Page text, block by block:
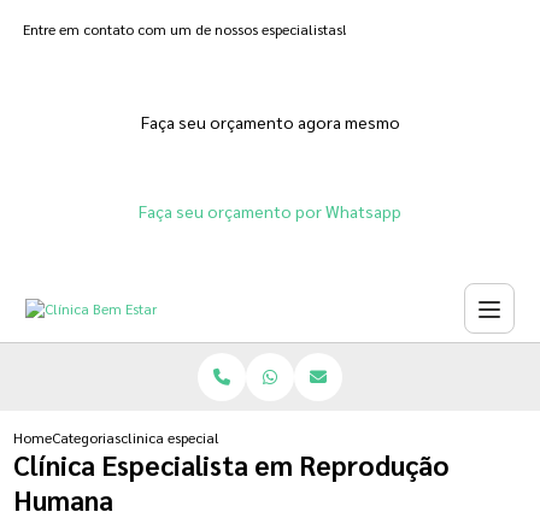
Entre em contato com um de nossos especialistas!
Faça seu orçamento agora mesmo
Faça seu orçamento por Whatsapp
HomeCategoriasclinica especialista em reproducao humana
Clínica Especialista em Reprodução
Humana